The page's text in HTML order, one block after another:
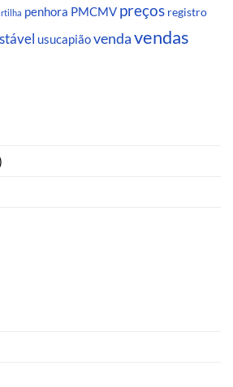
penhora PMCMV preços registro
usucapiãovendavendas